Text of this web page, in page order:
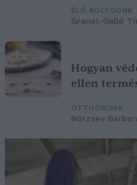
ÉLŐ BOLYGÓNK
Granát-Galló
Hogyan
ellen
OTTHONUNK
Börzsey